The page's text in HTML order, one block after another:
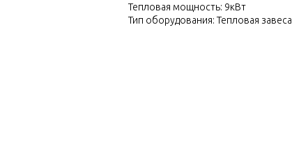
Тепловая мощность: 9кВт
Тип оборудования: Тепловая завеса